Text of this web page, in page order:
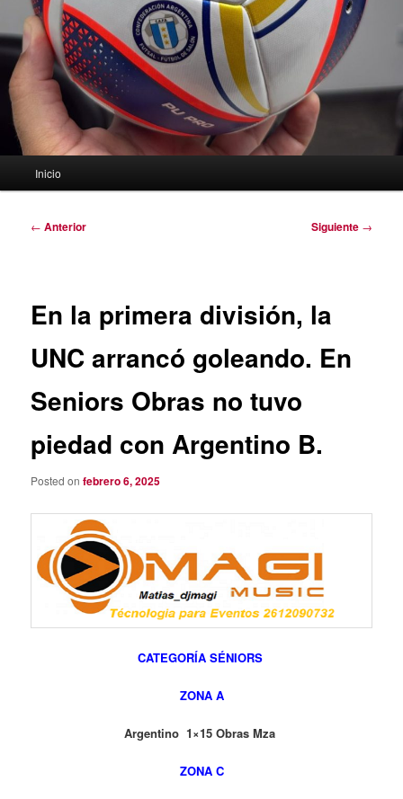
Inicio
Navegación
← Anterior Siguiente →
En la primera división, la
UNC arrancó goleando. En
Seniors Obras no tuvo
piedad con Argentino B.
Posted onfebrero 6, 2025
CATEGORÍA SÉNIORS
ZONA A
Argentino 1×15 Obras Mza
ZONA C